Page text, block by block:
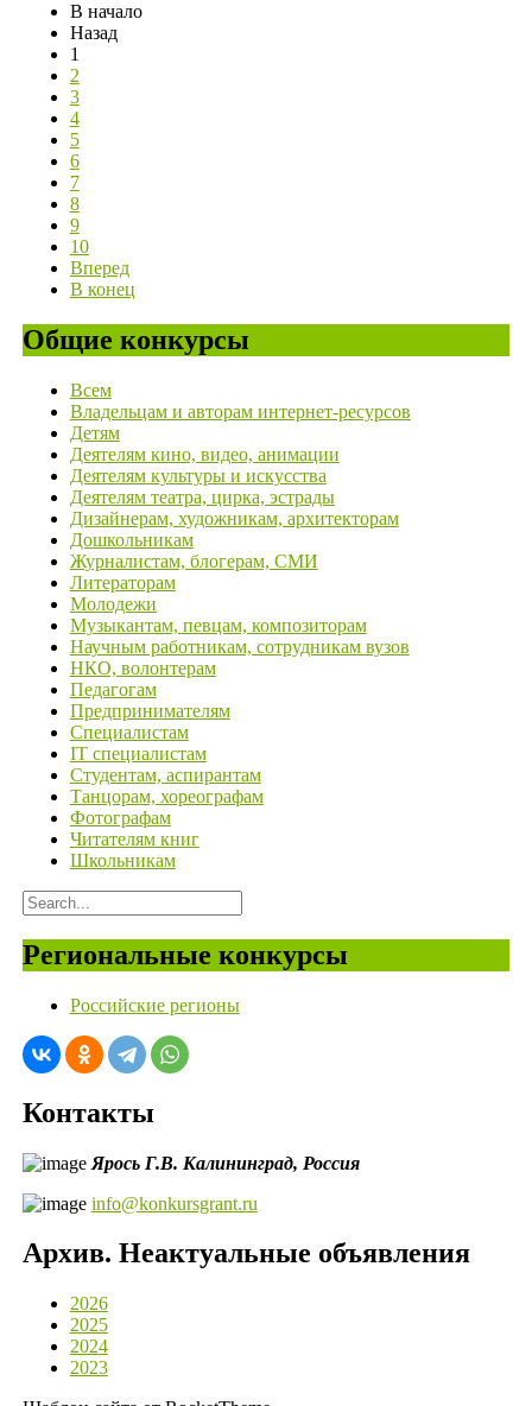
В начало
Назад
1
2
3
4
5
6
7
8
9
10
Вперед
В конец
Общие конкурсы
Всем
Владельцам и авторам интернет-ресурсов
Детям
Деятелям кино, видео, анимации
Деятелям культуры и искусства
Деятелям театра, цирка, эстрады
Дизайнерам, художникам, архитекторам
Дошкольникам
Журналистам, блогерам, СМИ
Литераторам
Молодежи
Музыкантам, певцам, композиторам
Научным работникам, сотрудникам вузов
НКО, волонтерам
Педагогам
Предпринимателям
Специалистам
IT специалистам
Студентам, аспирантам
Танцорам, хореографам
Фотографам
Читателям книг
Школьникам
Региональные конкурсы
Российские регионы
Контакты
Ярось Г.В. Калининград, Россия
info@konkursgrant.ru
Архив. Неактуальные объявления
2026
2025
2024
2023